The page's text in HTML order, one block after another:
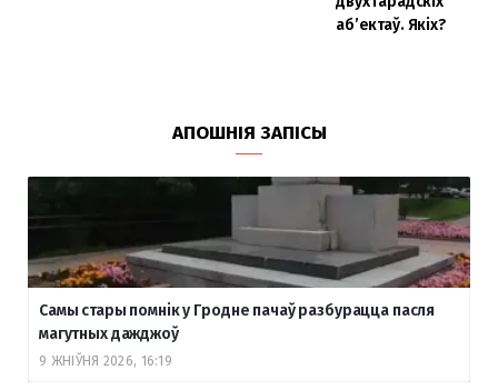
аб’ектаў. Якіх?
АПОШНІЯ ЗАПІСЫ
Самы стары помнік у Гродне пачаў разбурацца пасля
магутных дажджоў
9 ЖНІЎНЯ 2026, 16:19